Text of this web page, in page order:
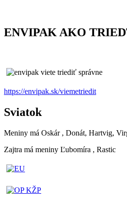
ENVIPAK AKO
https://envipak.sk/viemetriedit
Sviatok
Meniny má Oskár , Donát, Hartvig,
Zajtra má meniny Ľubomíra , Rastic